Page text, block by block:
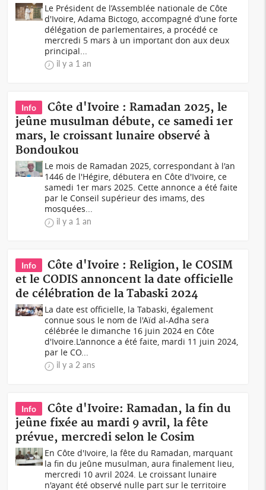
Le Président de l’Assemblée nationale de Côte
d'Ivoire, Adama Bictogo, accompagné d’une forte
délégation de parlementaires, a procédé ce
mercredi 5 mars à un important don aux deux
principal...
il y a 1 an
Info
Côte d'Ivoire : Ramadan 2025, le
jeûne musulman débute, ce samedi 1er
mars, le croissant lunaire observé à
Bondoukou
Le mois de Ramadan 2025, correspondant à l'an
1446 de l'Hégire, débutera en Côte d'Ivoire, ce
samedi 1er mars 2025. Cette annonce a été faite
par le Conseil supérieur des imams, des
mosquées...
il y a 1 an
Info
Côte d'Ivoire : Religion, le COSIM
et le CODIS annoncent la date officielle
de célébration de la Tabaski 2024
La date est officielle, la Tabaski, également
connue sous le nom de l'Aïd al-Adha sera
célébrée le dimanche 16 juin 2024 en Côte
d'Ivoire.L'annonce a été faite, mardi 11 juin 2024,
par le CO...
il y a 2 ans
Info
Côte d'Ivoire: Ramadan, la fin du
jeûne fixée au mardi 9 avril, la fête
prévue, mercredi selon le Cosim
En Côte d'Ivoire, la fête du Ramadan, marquant
la fin du jeûne musulman, aura finalement lieu,
mercredi 10 avril 2024. Le croissant lunaire
n'ayant été observé nulle part sur le territoire